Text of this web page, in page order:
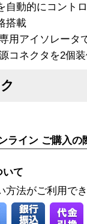
自動的にコント
搭載
用アイソレータ
コネクタを2個
ライン ご購入の
いて
方法がご利用で